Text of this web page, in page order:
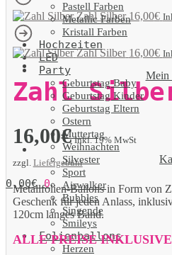
Mein
0,00€ 0
Pastell Farben
Metallic Farben
Kristall Farben
Hochzeiten
LED
Party
Geburtstag Baby
Geburtstag Kinder
Geburtstag Eltern
Ostern
Muttertag
Weihnachten
Silvester
Sport
Airwalker
Bubbles
Singende
Smileys
Folienballons
Herzen
Zahl Silber 16,00€
Zahl Silber 16,00€
Zahl
16,00€ Inkl. 19% MwSt
zzgl. Liefergebühr
Metallfolien-Ballons in Form von
Geschenk für jeden Anlass,
120cm langes Band.
ALLE PREISE